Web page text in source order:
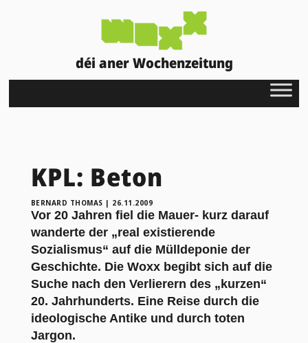
déi aner Wochenzeitung
KPL: Beton
BERNARD THOMAS | 26.11.2009
Vor 20 Jahren fiel die Mauer- kurz darauf
wanderte der „real existierende
Sozialismus“ auf die Mülldeponie der
Geschichte. Die Woxx begibt sich auf die
Suche nach den Verlierern des „kurzen“
20. Jahrhunderts. Eine Reise durch die
ideologische Antike und durch toten
Jargon.